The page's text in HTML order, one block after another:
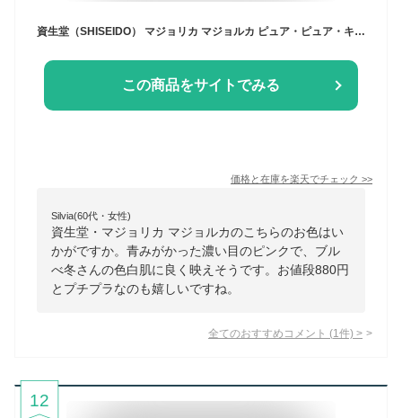
資生堂（SHISEIDO） マジョリカ マジョルカ ピュア・ピュア・キッス NEO RS506 シアー ジレンマ (2.3g)
この商品をサイトでみる
価格と在庫を楽天でチェック >>
Silvia(60代・女性)
資生堂・マジョリカ マジョルカのこちらのお色はい
かがですか。青みがかった濃い目のピンクで、ブル
べ冬さんの色白肌に良く映えそうです。お値段880円
とプチプラなのも嬉しいですね。
全てのおすすめコメント (1 件) >
12